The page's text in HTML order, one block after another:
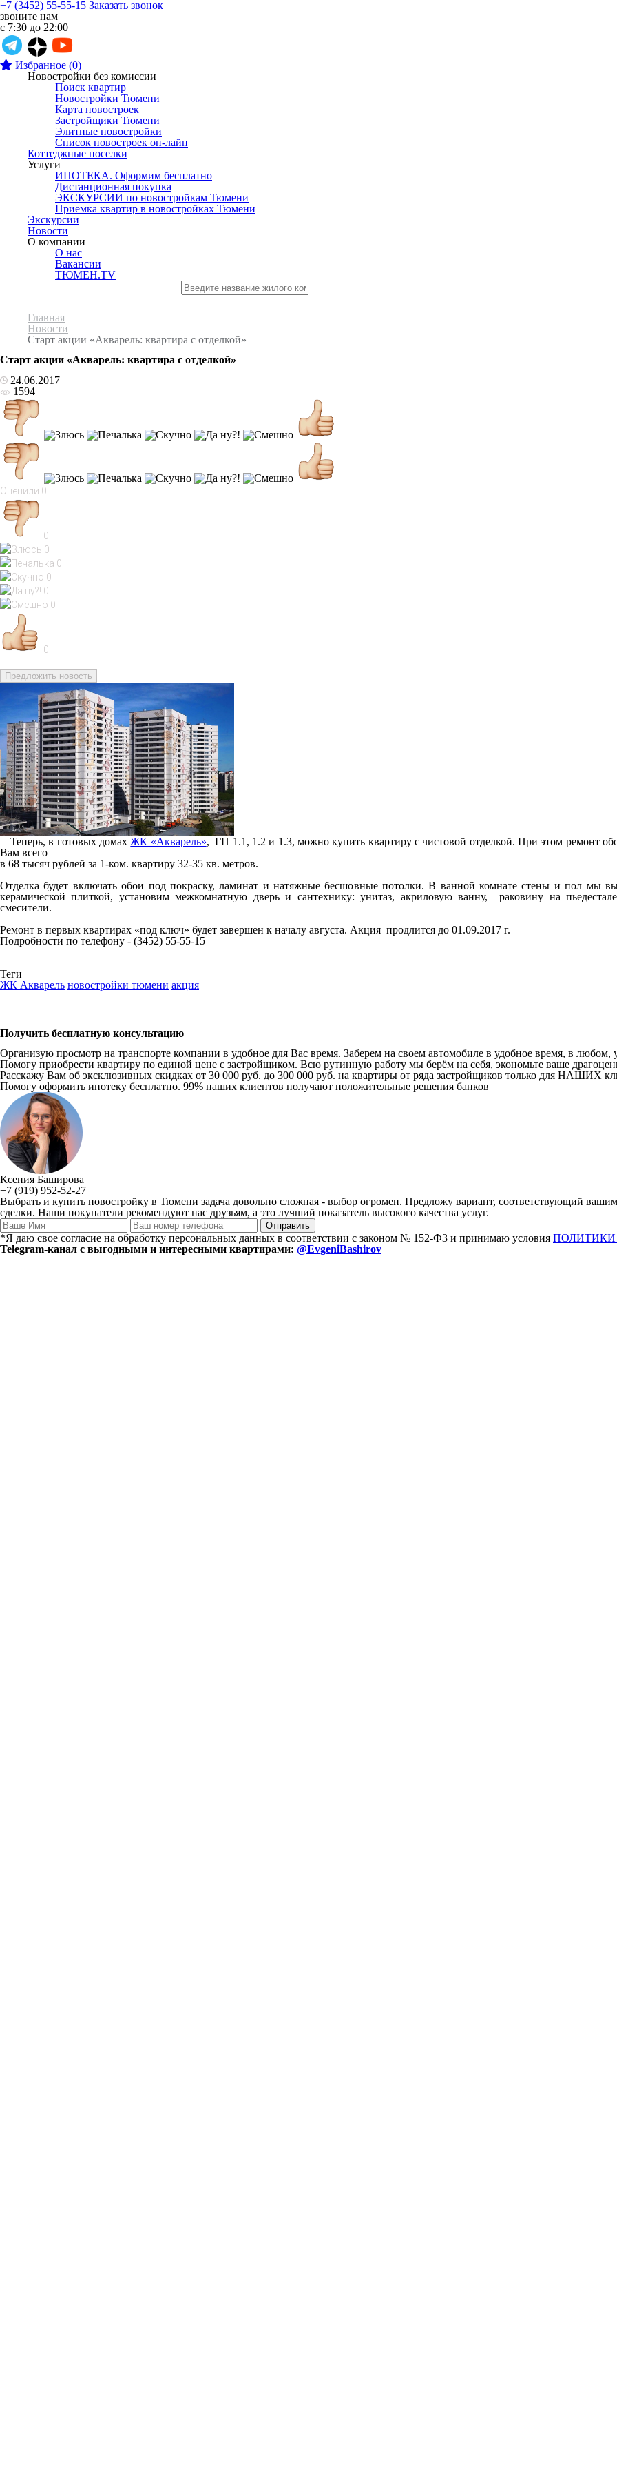
+7 (3452) 55-55-15 Заказать звонок
звоните нам
с 7:30 до 22:00
Избранное (0)
Новостройки без комиссии
Поиск квартир
Новостройки Тюмени
Карта новостроек
Застройщики Тюмени
Элитные новостройки
Список новостроек он-лайн
Коттеджные поселки
Услуги
ИПОТЕКА. Оформим бесплатно
Дистанционная покупка
ЭКСКУРСИИ по новостройкам Тюмени
Приемка квартир в новостройках Тюмени
Экскурсии
Новости
О компании
О нас
Вакансии
ТЮМЕН.TV
Главная
Новости
Старт акции «Акварель: квартира с отделкой»
Старт акции «Акварель: квартира с отделкой»
24.06.2017
1594
Оценили 0
0
0
0
0
0
0
0
Предложить новость
Теперь, в готовых домахЖК «Акварель», ГП 1.1, 1.2 и 1.3, можно купить квартиру с чистовой отделкой. При этом ремонт
Вам всего
в 68 тысяч рублей за 1-ком. квартиру 32-35 кв. метров.
Отделка будет включать обои под покраску, ламинат и натяжные бесшовные потолки. В ванной комнате стены и пол мы
керамической плиткой, установим межкомнатную дверь и сантехнику: унитаз, акриловую ванну, раковину на
смесители.
Ремонт в первых квартирах «под ключ» будет завершен к началу августа. Акция продлится до 01.09.2017 г.
Подробности по телефону - (3452) 55-55-15
Теги
ЖК Акварель новостройки тюмени акция
Получить бесплатную консультацию
Организую просмотр на транспорте компании в удобное для Вас время. Заберем на своем автомобиле в удобное время, в любом,
Помогу приобрести квартиру по единой цене с застройщиком. Всю рутинную работу мы берём на себя, экономьте ваше
Расскажу Вам об эксклюзивных скидках от 30 000 руб. до 300 000 руб. на квартиры от ряда застройщиков только для НАШИХ
Помогу оформить ипотеку бесплатно. 99% наших клиентов получают положительные решения банков
Ксения Баширова
+7 (919) 952-52-27
Выбрать и купить новостройку в Тюмени задача довольно сложная - выбор огромен. Предложу вариант, соответствующий
сделки. Наши покупатели рекомендуют нас друзьям, а это лучший показатель высокого качества услуг.
*Я даю свое согласие на обработку персональных данных в соответствии с законом № 152-Ф3 и принимаю условия
Telegram-канал с выгодными и интересными квартирами: @EvgeniBashirov